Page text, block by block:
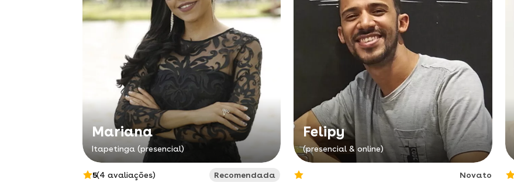
Mariana
Itapetinga (presencial)
5(4 avaliações)
Recomendada
Felipy
(presencial & online)
Novato